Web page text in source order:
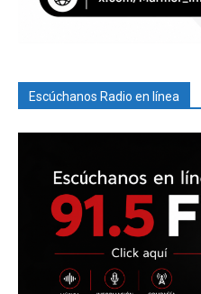
Escúchanos Radio en línea